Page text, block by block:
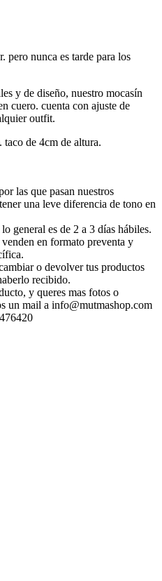
pero nunca es tarde para los
y de diseño, nuestro mocasín
cuero. cuenta con ajuste de
outfit.
taco de 4cm de altura.
las que pasan nuestros
una leve diferencia de tono en
general es de 2 a 3 días hábiles.
en formato preventa y
o devolver tus productos
recibido.
y queres mas fotos o
un mail a info@mutmashop.com